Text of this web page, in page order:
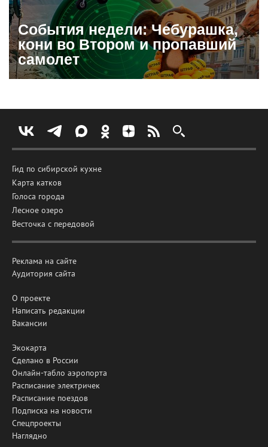
События недели: Чебурашка,
кони во Втором и пропавший
самолет
Гид по сибирской кухне
Карта катков
Голоса города
Лесное озеро
Весточка с передовой
Реклама на сайте
Аудитория сайта
О проекте
Написать редакции
Вакансии
Экокарта
Сделано в России
Онлайн-табло аэропорта
Расписание электричек
Расписание поездов
Подписка на новости
Спецпроекты
Наглядно